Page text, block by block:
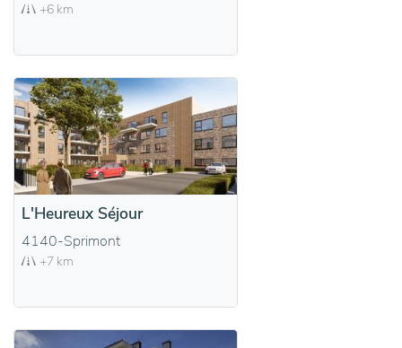
+6 km
L'Heureux Séjour
4140-Sprimont
+7 km